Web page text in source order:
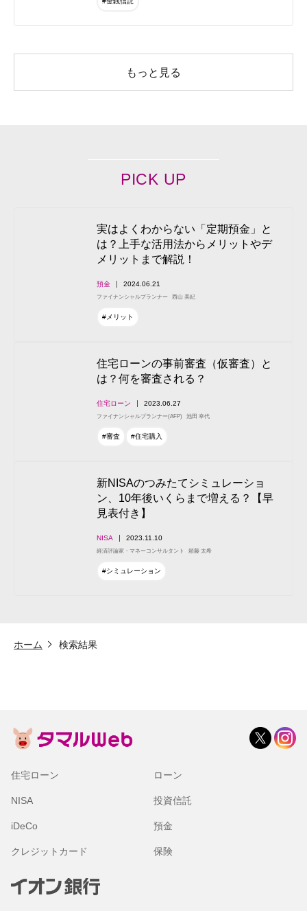
もっと見る
PICK UP
実はよくわからない「定期預金」と
は？上手な活用法からメリットやデ
メリットまで解説！
預金 2024.06.21
ファイナンシャルプランナー 西山 美紀
#メリット
住宅ローンの事前審査（仮審査）と
は？何を審査される？
住宅ローン 2023.06.27
ファイナンシャルプランナー(AFP) 池田 幸代
#審査 #住宅購入
新NISAのつみたてシミュレーショ
ン、10年後いくらまで増える？【早
見表付き】
NISA 2023.11.10
経済評論家・マネーコンサルタント 頼藤 太希
#シミュレーション
ホーム 検索結果
住宅ローン ローン
NISA 投資信託
iDeCo 預金
クレジットカード 保険